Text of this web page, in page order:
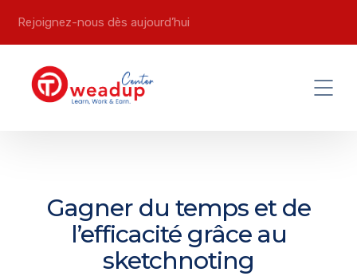
Rejoignez-nous dès aujourd’hui
Gagner du temps et de
l’efficacité grâce au
sketchnoting